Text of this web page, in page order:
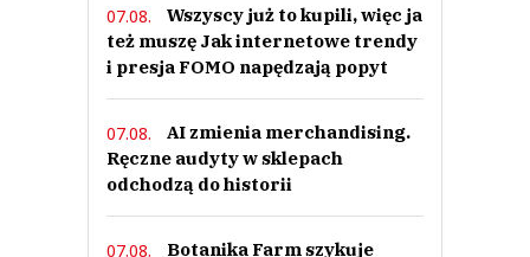
07.08.
Wszyscy już to kupili, więc ja
też muszę Jak internetowe trendy
i presja FOMO napędzają popyt
07.08.
AI zmienia merchandising.
Ręczne audyty w sklepach
odchodzą do historii
07.08.
Botanika Farm szykuje